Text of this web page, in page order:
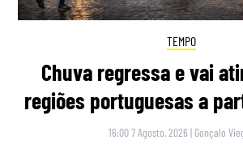
TEMPO
Chuva regressa e vai
regiões portuguesas a
16:00 7 Agosto, 2026 | Gonçalo